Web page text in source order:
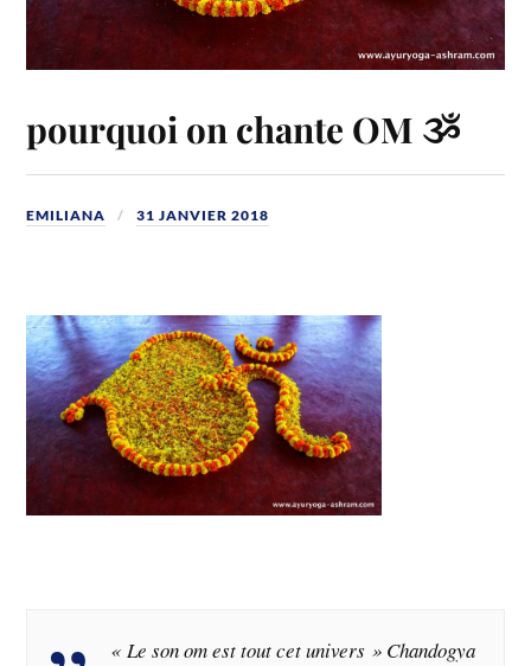
pourquoi on chante OM ૐ
EMILIANA 31 JANVIER 2018
« Le son om est tout cet univers » Chandogya